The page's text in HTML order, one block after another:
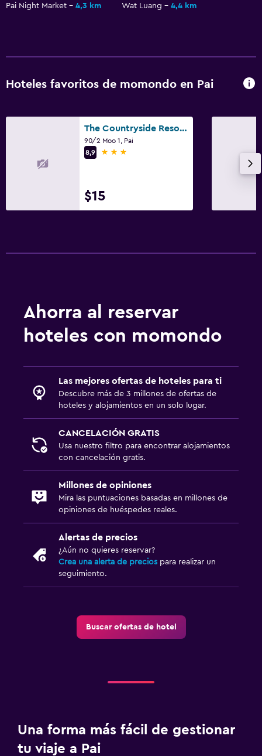
Pai Night Market
4,3 km Wat Luang 4,4 km
Hoteles favoritos de momondo en Pai
The Countryside Resort Pai
90/2 Moo 1, Pai
8,9
3 estrellas
$15
Ahorra al reservar
hoteles con momondo
Las mejores ofertas de hoteles para ti
Descubre más de 3 millones de ofertas de
hoteles y alojamientos en un solo lugar.
CANCELACIÓN GRATIS
Usa nuestro filtro para encontrar alojamientos
con cancelación gratis.
Millones de opiniones
Mira las puntuaciones basadas en millones de
opiniones de huéspedes reales.
Alertas de precios
¿Aún no quieres reservar?
Crea una alerta de precios para realizar un
seguimiento.
Buscar ofertas de hotel
Una forma más fácil de gestionar
tu viaje a Pai